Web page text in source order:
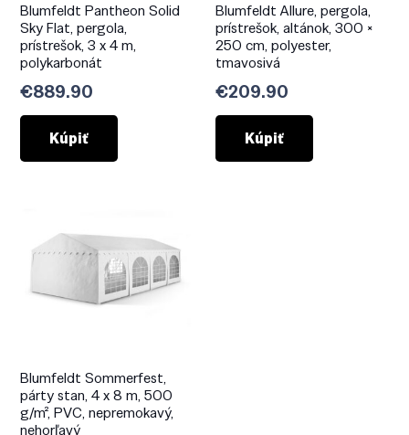
Blumfeldt Pantheon Solid
Sky Flat, pergola,
prístrešok, 3 x 4 m,
polykarbonát
€889.90
Kúpiť
Blumfeldt Allure, pergola,
prístrešok, altánok, 300 ×
250 cm, polyester,
tmavosivá
€209.90
Kúpiť
Blumfeldt Sommerfest,
párty stan, 4 x 8 m, 500
g/m², PVC, nepremokavý,
nehorľavý